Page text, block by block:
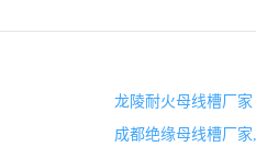
龙陵耐火母线槽厂家
成都绝缘母线槽厂